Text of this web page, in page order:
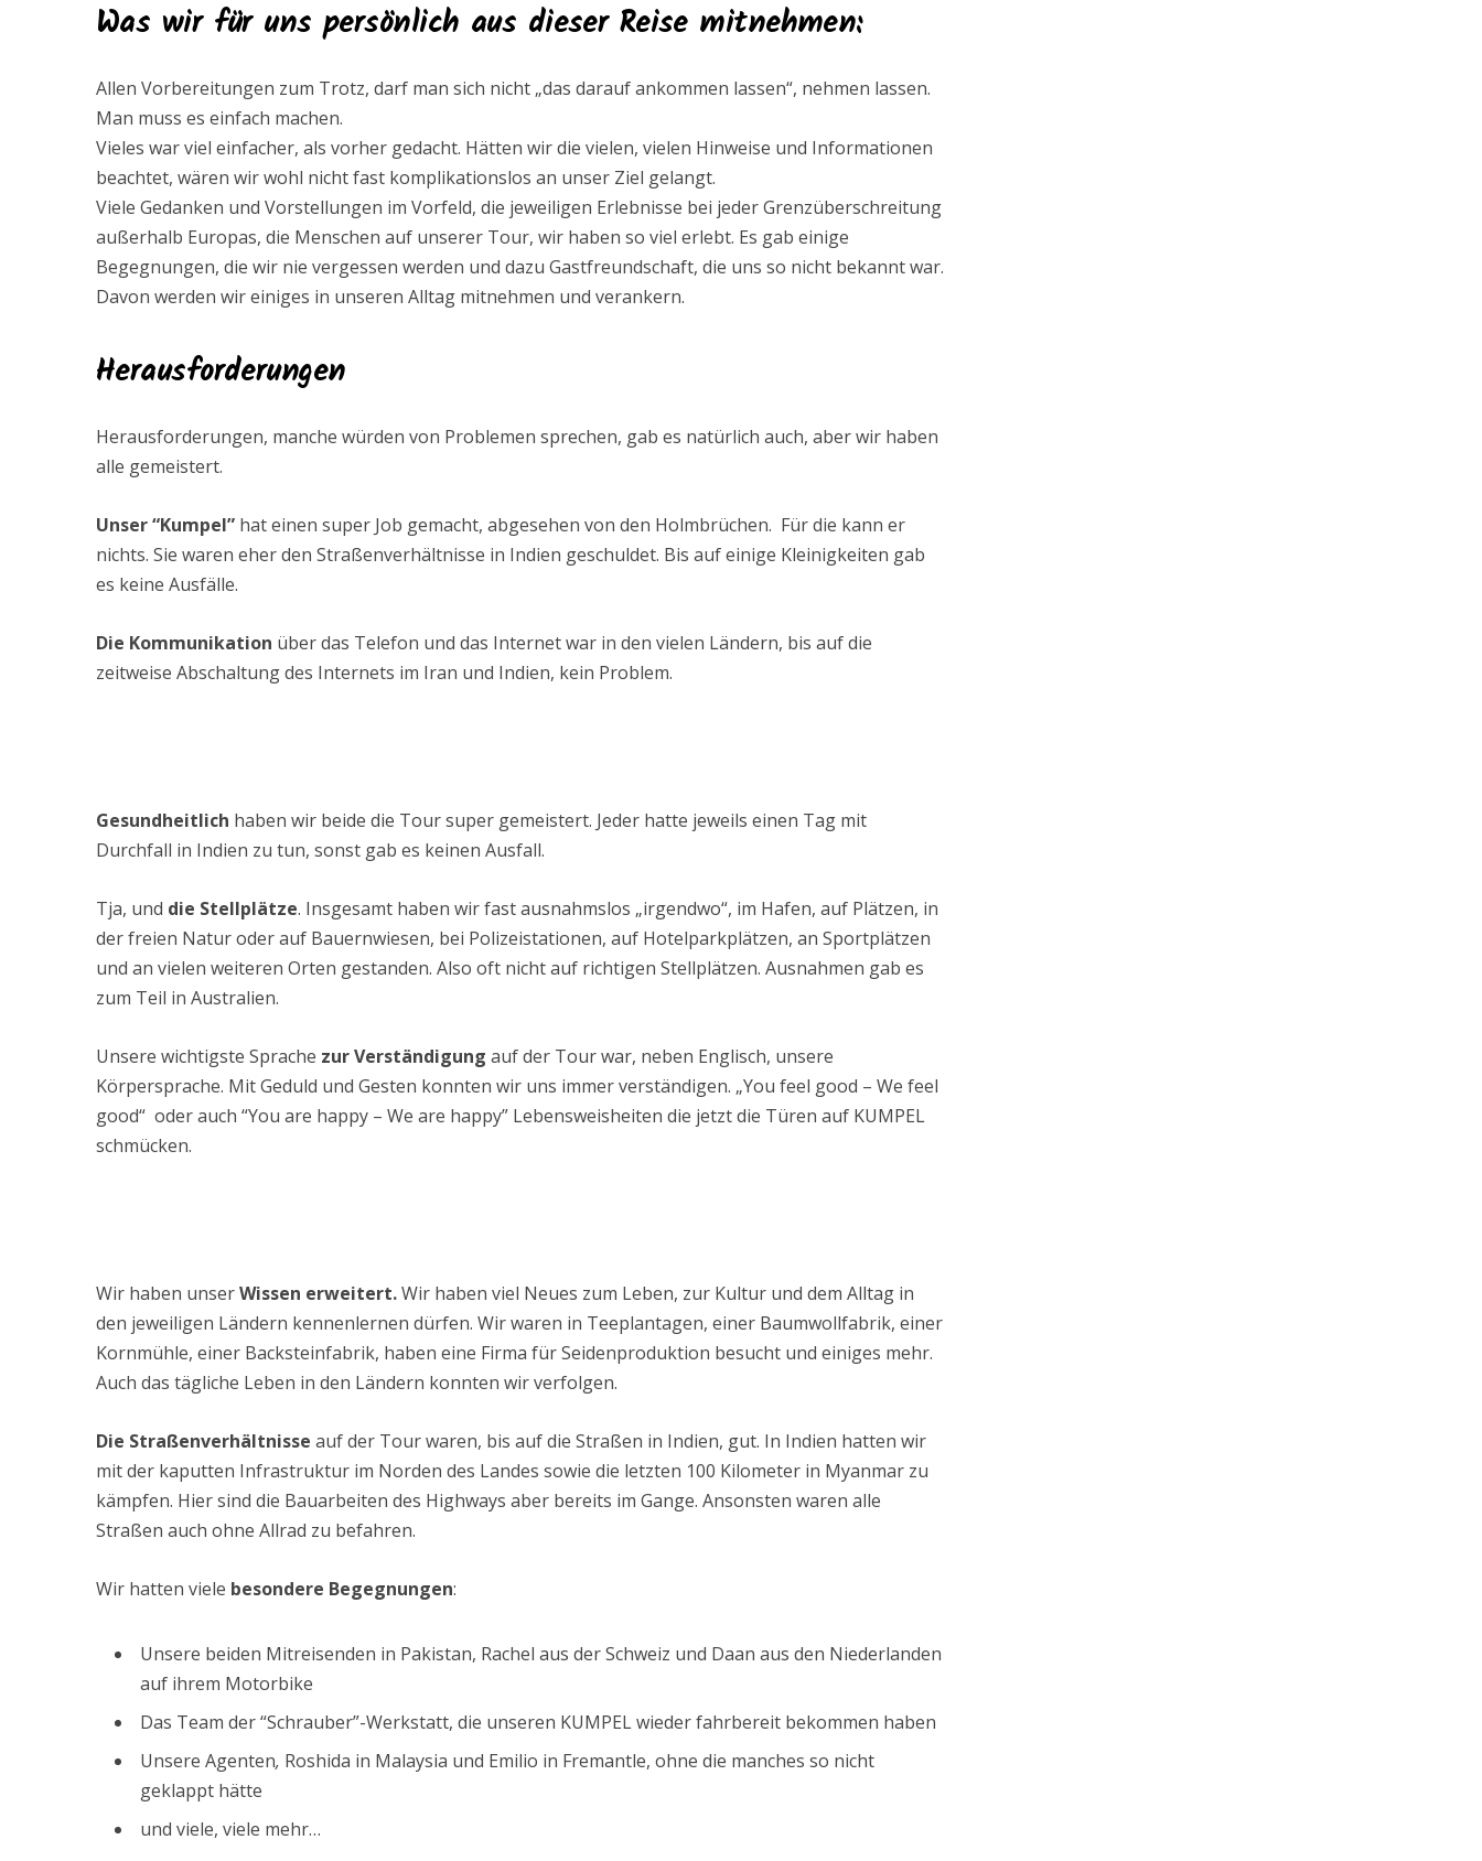
Was wir für uns persönlich aus dieser Reise mitnehmen:
Allen Vorbereitungen zum Trotz, darf man sich nicht „das darauf ankommen lassen“, nehmen lassen.
Man muss es einfach machen.
Vieles war viel einfacher, als vorher gedacht. Hätten wir die vielen, vielen Hinweise und Informationen
beachtet, wären wir wohl nicht fast komplikationslos an unser Ziel gelangt.
Viele Gedanken und Vorstellungen im Vorfeld, die jeweiligen Erlebnisse bei jeder Grenzüberschreitung
außerhalb Europas, die Menschen auf unserer Tour, wir haben so viel erlebt. Es gab einige
Begegnungen, die wir nie vergessen werden und dazu Gastfreundschaft, die uns so nicht bekannt war.
Davon werden wir einiges in unseren Alltag mitnehmen und verankern.
Herausforderungen
Herausforderungen, manche würden von Problemen sprechen, gab es natürlich auch, aber wir haben
alle gemeistert.
Unser “Kumpel” hat einen super Job gemacht, abgesehen von den Holmbrüchen. Für die kann er
nichts. Sie waren eher den Straßenverhältnisse in Indien geschuldet. Bis auf einige Kleinigkeiten gab
es keine Ausfälle.
Die Kommunikation über das Telefon und das Internet war in den vielen Ländern, bis auf die
zeitweise Abschaltung des Internets im Iran und Indien, kein Problem.
Gesundheitlich haben wir beide die Tour super gemeistert. Jeder hatte jeweils einen Tag mit
Durchfall in Indien zu tun, sonst gab es keinen Ausfall.
Tja, und die Stellplätze. Insgesamt haben wir fast ausnahmslos „irgendwo“, im Hafen, auf Plätzen, in
der freien Natur oder auf Bauernwiesen, bei Polizeistationen, auf Hotelparkplätzen, an Sportplätzen
und an vielen weiteren Orten gestanden. Also oft nicht auf richtigen Stellplätzen. Ausnahmen gab es
zum Teil in Australien.
Unsere wichtigste Sprache zur Verständigung auf der Tour war, neben Englisch, unsere
Körpersprache. Mit Geduld und Gesten konnten wir uns immer verständigen. „You feel good – We feel
good“ oder auch “You are happy – We are happy” Lebensweisheiten die jetzt die Türen auf KUMPEL
schmücken.
Wir haben unserWissen erweitert.Wir haben viel Neues zum Leben, zur Kultur und dem Alltag in
den jeweiligen Ländern kennenlernen dürfen. Wir waren in Teeplantagen, einer Baumwollfabrik, einer
Kornmühle, einer Backsteinfabrik, haben eine Firma für Seidenproduktion besucht und einiges mehr.
Auch das tägliche Leben in den Ländern konnten wir verfolgen.
Die Straßenverhältnisse auf der Tour waren, bis auf die Straßen in Indien, gut. In Indien hatten wir
mit der kaputten Infrastruktur im Norden des Landes sowie die letzten 100 Kilometer in Myanmar zu
kämpfen. Hier sind die Bauarbeiten des Highways aber bereits im Gange. Ansonsten waren alle
Straßen auch ohne Allrad zu befahren.
Wir hatten viele besondere Begegnungen:
Unsere beiden Mitreisenden in Pakistan, Rachel aus der Schweiz und Daan aus den Niederlanden
auf ihrem Motorbike
Das Team der “Schrauber”-Werkstatt, die unseren KUMPEL wieder fahrbereit bekommen haben
Unsere Agenten, Roshida in Malaysia und Emilio in Fremantle, ohne die manches so nicht
geklappt hätte
und viele, viele mehr…